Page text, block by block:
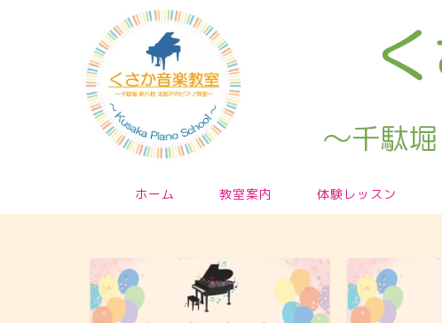
ホーム 教室案内 体験レッスン